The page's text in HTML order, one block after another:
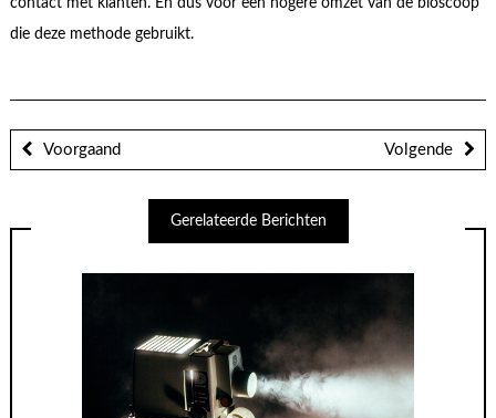
contact met klanten. En dus voor een hogere omzet van de bioscoop
die deze methode gebruikt.
Voorgaand Volgende
Gerelateerde Berichten